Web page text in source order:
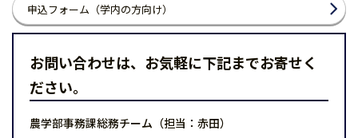
申込フォーム（学内の方向け）
お問い合わせは、お気軽に下記までお寄せく
ださい。
農学部事務課総務チーム（担当：赤田）